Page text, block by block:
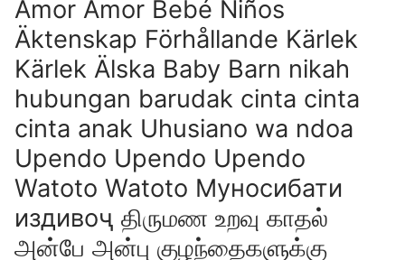
Amor Amor Bebé Niños
Äktenskap Förhållande Kärlek
Kärlek Älska Baby Barn nikah
hubungan barudak cinta cinta
cinta anak Uhusiano wa ndoa
Upendo Upendo Upendo
Watoto Watoto Муносибати
издивоҷ திருமண உறவு காதல்
அன்பே அன்பு குழந்தைகளுக்கு